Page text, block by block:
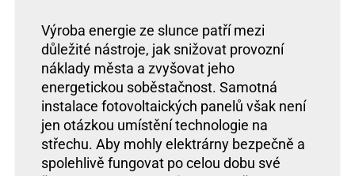
Výroba energie ze slunce patří mezi
důležité nástroje, jak snižovat provozní
náklady města a zvyšovat jeho
energetickou soběstačnost. Samotná
instalace fotovoltaických panelů však není
jen otázkou umístění technologie na
střechu. Aby mohly elektrárny bezpečně a
spolehlivě fungovat po celou dobu své